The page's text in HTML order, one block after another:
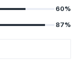
60%
87%